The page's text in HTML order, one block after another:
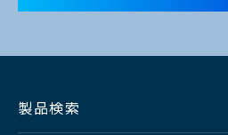
製品検索